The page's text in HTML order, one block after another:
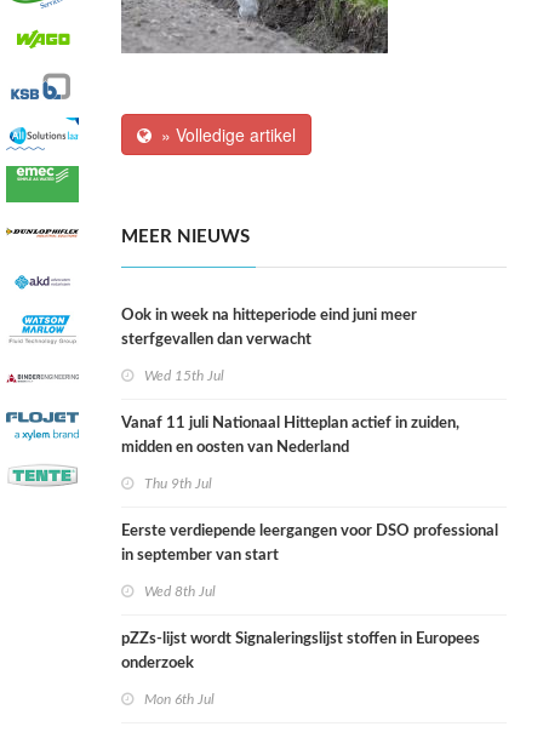
» Volledige artikel
MEER NIEUWS
Ook in week na hitteperiode eind juni meer
sterfgevallen dan verwacht
Wed 15th Jul
Vanaf 11 juli Nationaal Hitteplan actief in zuiden,
midden en oosten van Nederland
Thu 9th Jul
Eerste verdiepende leergangen voor DSO professional
in september van start
Wed 8th Jul
pZZs-lijst wordt Signaleringslijst stoffen in Europees
onderzoek
Mon 6th Jul